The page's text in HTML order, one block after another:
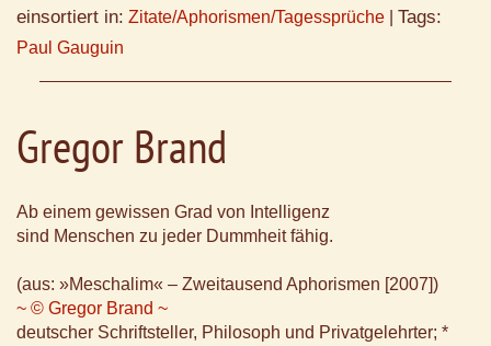
einsortiert in: Zitate/Aphorismen/Tagessprüche Tags:
Paul Gauguin
Gregor Brand
Ab einem gewissen Grad von Intelligenz
sind Menschen zu jeder Dummheit fähig.
(aus: »Meschalim« – Zweitausend Aphorismen [2007])
~ © Gregor Brand ~
deutscher Schriftsteller, Philosoph und Privatgelehrter; *